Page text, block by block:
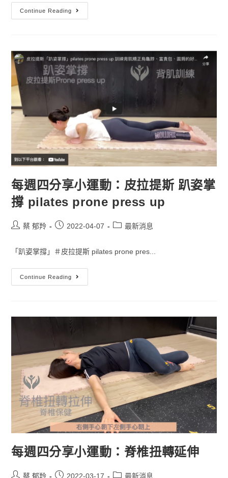
Continue Reading
每週四分享小運動：皮拉提斯 趴姿掌
撐 pilates prone press up
蔡 郁羚 2022-04-07 最新消息
「趴姿掌撐」＃皮拉提斯 pilates prone pres...
Continue Reading
每週四分享小運動：脊椎扭轉延伸
蔡 郁羚 2022-03-17 最新消息